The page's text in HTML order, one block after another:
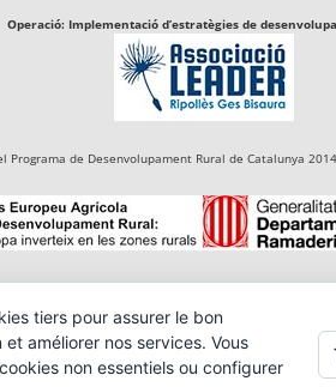
Operació: Implementació d’estratègies de
Programa de Desenvolupament Rural de Catalunya
tiers pour assurer le bon
améliorer nos services. Vous
non essentiels ou configurer